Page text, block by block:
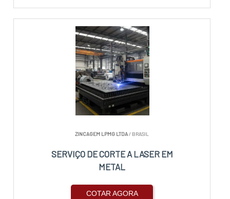
ZINCAGEM LPMG LTDA/ BRASIL
SERVIÇO DE CORTE A LASER EM
METAL
COTAR AGORA